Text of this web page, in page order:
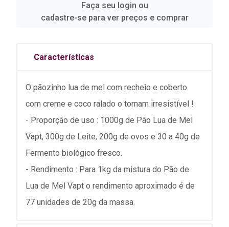
Faça seu login ou
cadastre-se para ver preços e comprar
Características
O pãozinho lua de mel com recheio e coberto
com creme e coco ralado o tornam irresistível !
- Proporção de uso : 1000g de Pão Lua de Mel
Vapt, 300g de Leite, 200g de ovos e 30 a 40g de
Fermento biológico fresco.
- Rendimento : Para 1kg da mistura do Pão de
Lua de Mel Vapt o rendimento aproximado é de
77 unidades de 20g da massa.